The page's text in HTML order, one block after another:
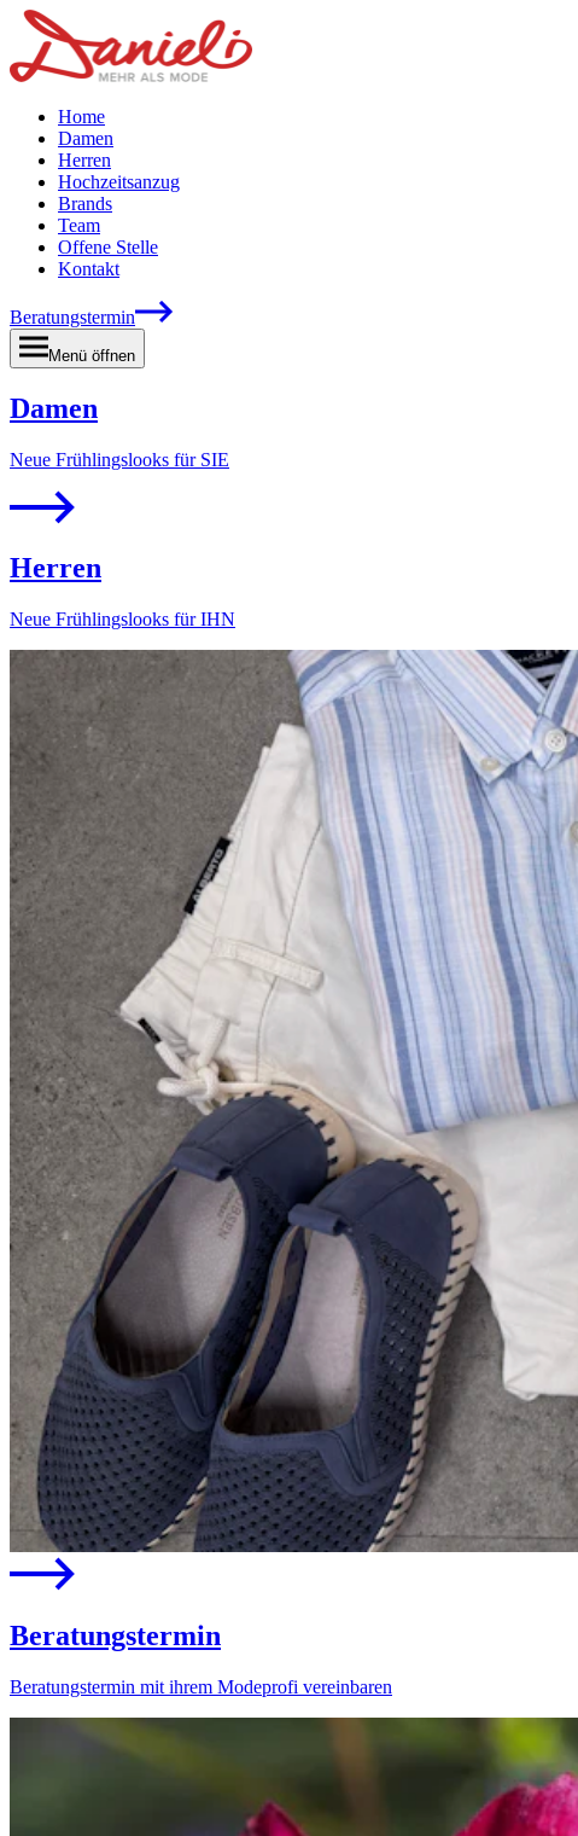
Home
Damen
Herren
Hochzeitsanzug
Brands
Team
Offene Stelle
Kontakt
Beratungstermin
Menü öffnen
Damen
Neue Frühlingslooks für SIE
Herren
Neue Frühlingslooks für IHN
Beratungstermin
Beratungstermin mit ihrem Modeprofi vereinbaren